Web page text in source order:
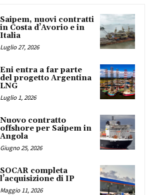
Saipem, nuovi contratti
in Costa d’Avorio e in
Italia
Luglio 27, 2026
Eni entra a far parte
del progetto Argentina
LNG
Luglio 1, 2026
Nuovo contratto
offshore per Saipem in
Angola
Giugno 25, 2026
SOCAR completa
l’acquisizione di IP
Maggio 11, 2026